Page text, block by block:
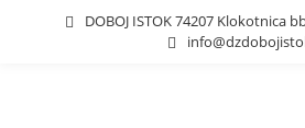
DOBOJ ISTOK 74207 Klokotnica